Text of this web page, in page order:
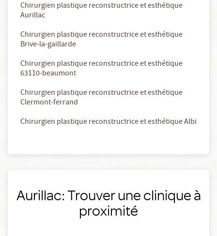
Chirurgien plastique reconstructrice et esthétique
Aurillac
Chirurgien plastique reconstructrice et esthétique
Brive-la-gaillarde
Chirurgien plastique reconstructrice et esthétique
63110-beaumont
Chirurgien plastique reconstructrice et esthétique
Clermont-ferrand
Chirurgien plastique reconstructrice et esthétique Albi
Aurillac: Trouver une clinique à
proximité